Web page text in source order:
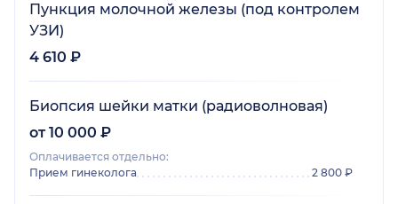
Пункция молочной железы (под контролем
УЗИ)
4 610 ₽
Биопсия шейки матки (радиоволновая)
от 10 000 ₽
Оплачивается отдельно:
Прием гинеколога
2 800 ₽